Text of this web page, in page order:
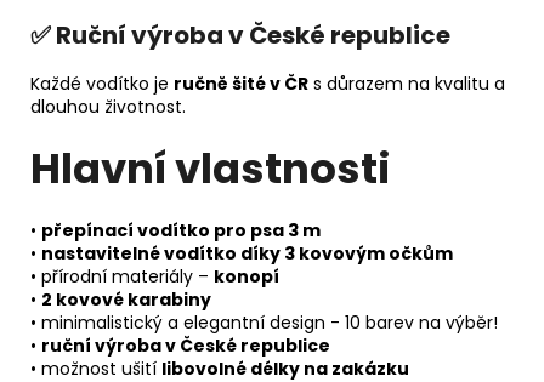
✅ Ruční výroba v České republice
Každé vodítko je ručně šité v ČR s důrazem na kvalitu a
dlouhou životnost.
Hlavní vlastnosti
• přepínací vodítko pro psa 3 m
• nastavitelné vodítko díky 3 kovovým očkům
• přírodní materiály – konopí
• 2 kovové karabiny
• minimalistický a elegantní design - 10 barev na výběr!
• ruční výroba v České republice
• možnost ušití libovolné délky na zakázku